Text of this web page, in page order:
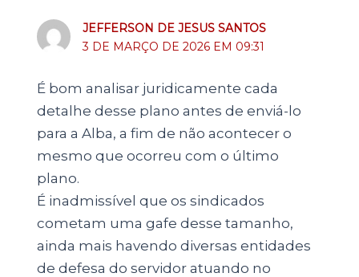
JEFFERSON DE JESUS SANTOS
3 DE MARÇO DE 2026 EM 09:31
É bom analisar juridicamente cada
detalhe desse plano antes de enviá-lo
para a Alba, a fim de não acontecer o
mesmo que ocorreu com o último
plano.
É inadmissível que os sindicados
cometam uma gafe desse tamanho,
ainda mais havendo diversas entidades
de defesa do servidor atuando no